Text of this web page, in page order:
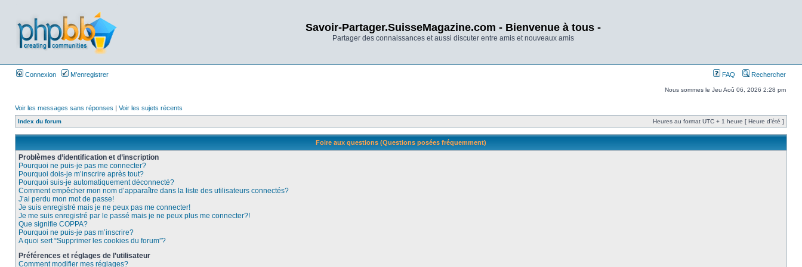
Savoir-Partager.SuisseMagazine.com - Bienvenue à tous -
Partager des connaissances et aussi discuter entre amis et nouveaux amis
Connexion M’enregistrer FAQ Rechercher
Nous sommes le Jeu Aoû 06, 2026 2:28 pm
Voir les messages sans réponses | Voir les sujets récents
Index du forum Heures au format UTC + 1 heure [ Heure d’été ]
Foire aux questions (Questions posées fréquemment)
Problèmes d’identification et d’inscription
Pourquoi ne puis-je pas me connecter?
Pourquoi dois-je m’inscrire après tout?
Pourquoi suis-je automatiquement déconnecté?
Comment empêcher mon nom d’apparaître dans la liste des utilisateurs connectés?
J’ai perdu mon mot de passe!
Je suis enregistré mais je ne peux pas me connecter!
Je me suis enregistré par le passé mais je ne peux plus me connecter?!
Que signifie COPPA?
Pourquoi ne puis-je pas m’inscrire?
A quoi sert “Supprimer les cookies du forum”?
Préférences et réglages de l’utilisateur
Comment modifier mes réglages?